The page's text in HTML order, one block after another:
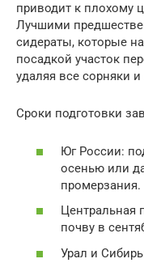
приводит к плохому
Лучшими
сидераты, которые
посадкой участок
удаляя все сорняки
Сроки подготовки
Юг России:
осенью или
промерзания.
Центральная
почву в
Урал и